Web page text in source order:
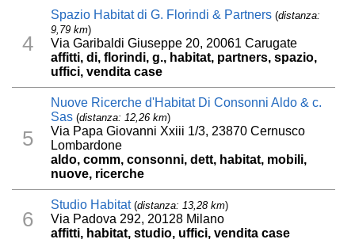
4
Spazio Habitat di G. Florindi & Partners (distanza:
9,79 km)
Via Garibaldi Giuseppe 20, 20061 Carugate
affitti, di, florindi, g., habitat, partners, spazio,
uffici, vendita case
5
Nuove Ricerche d'Habitat Di Consonni Aldo & c.
Sas (distanza: 12,26 km)
Via Papa Giovanni Xxiii 1/3, 23870 Cernusco
Lombardone
aldo, comm, consonni, dett, habitat, mobili,
nuove, ricerche
6
Studio Habitat(distanza: 13,28 km)
Via Padova 292, 20128 Milano
affitti, habitat, studio, uffici, vendita case